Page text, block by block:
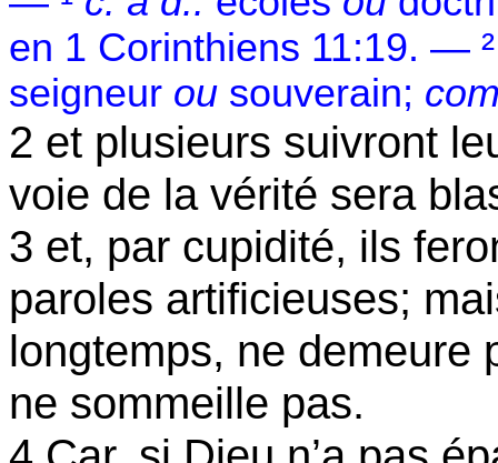
en 1 Corinthiens 11:19. —
seigneur ou souverain;
2 et plusieurs suivront
voie de la vérité sera
3 et, par cupidité, ils
paroles artificieuses;
longtemps, ne demeure
ne sommeille pas.